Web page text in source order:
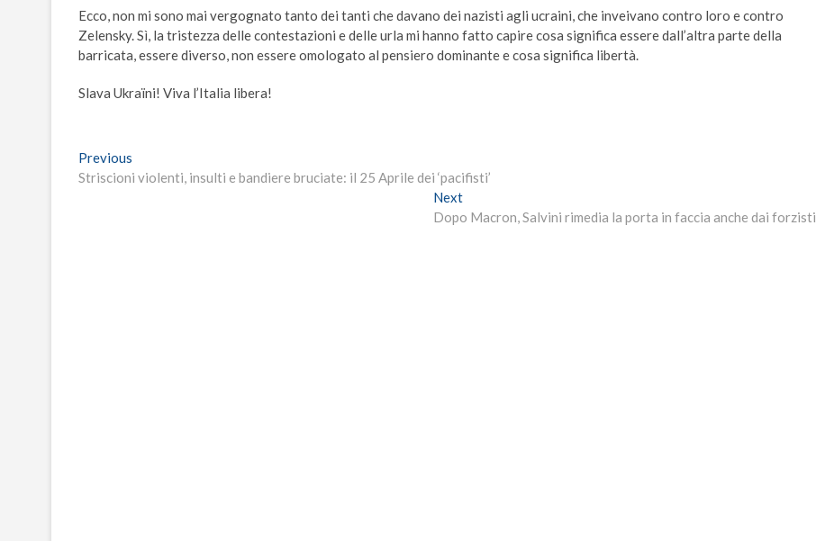
Ecco, non mi sono mai vergognato tanto dei tanti che davano dei nazisti agli ucraini, che inveivano contro loro e contro
Zelensky. Sì, la tristezza delle contestazioni e delle urla mi hanno fatto capire cosa significa essere dall’altra parte della
barricata, essere diverso, non essere omologato al pensiero dominante e cosa significa libertà.
Slava Ukraïni! Viva l’Italia libera!
Navigazione
articoli
Previous
post:
Striscioni violenti, insulti e bandiere bruciate: il 25 Aprile dei ‘pacifisti’
NextNext
post:
Dopo Macron, Salvini rimedia la porta in faccia anche dai forzisti